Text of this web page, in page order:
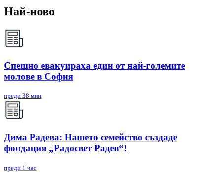
Най-ново
Спешно евакуираха един от най-големите
молове в София
преди 38 мин
Дима Радева: Нашето семейство създаде
фондация „Радосвет Радев“!
преди 1 час